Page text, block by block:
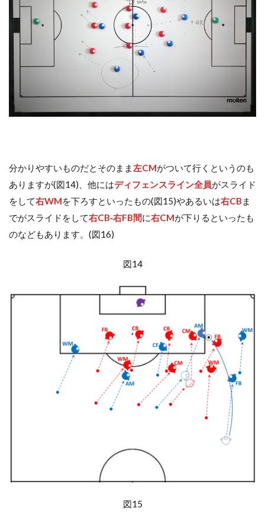
分かりやすいものだとそのまま左CMがついて行くというのも
ありますが(図14)、他にはディフェンスライン全員がスライド
をして右WMを下ろすといったもの(図15)やあるいは右CB ま
でがスライドをして右CB‐右FB間に右CMが下りるといったも
のなどもあります。(図16)
図14
図15
entrenamiento
GK､DFからのプレー
Individual
Salida de balón
Tiro libre
Transición negativa
Transición positiva
Zona de defensa
ディープビルドアップ
「詳しくはこちら」リンク先
セットプレー
ディフェンシブサード 部活動